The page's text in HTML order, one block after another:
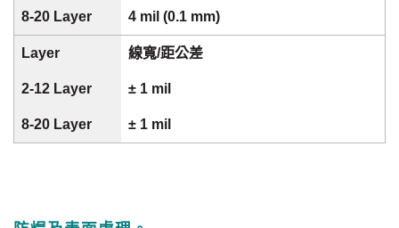
4 mil (0.1 mm)
線寬/距公差
± 1 mil
± 1 mil